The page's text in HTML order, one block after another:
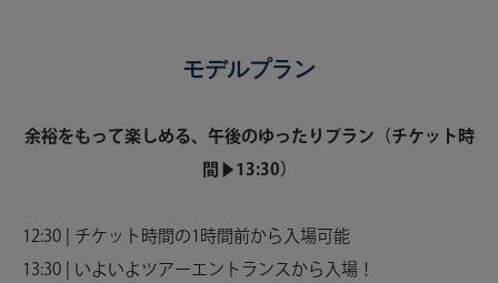
モデルプラン
余裕をもって楽しめる、午後のゆったりプラン（チケット時
間▶︎13:30）
12:30 | チケット時間の1時間前から入場可能
13:30 | いよいよツアーエントランスから入場！